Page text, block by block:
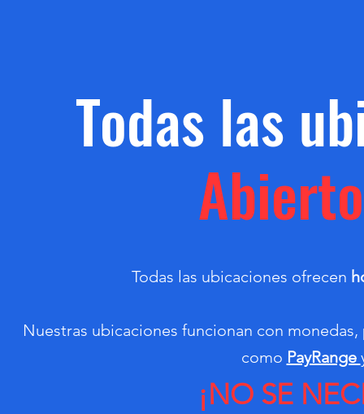
Todas las
Todas las ubicaciones ofrecen
Nuestras ubicaciones funcionan con
como PayRange
¡NO SE